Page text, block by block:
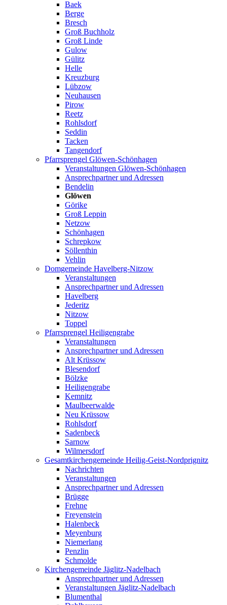
Baek
Berge
Bresch
Groß Buchholz
Groß Linde
Gulow
Gülitz
Helle
Kreuzburg
Lübzow
Neuhausen
Pirow
Reetz
Rohlsdorf
Seddin
Tacken
Tangendorf
Pfarrsprengel Glöwen-Schönhagen
Veranstaltungen Glöwen-Schönhagen
Ansprechpartner und Adressen
Bendelin
Glöwen
Görike
Groß Leppin
Netzow
Schönhagen
Schrepkow
Söllenthin
Vehlin
Domgemeinde Havelberg-Nitzow
Veranstaltungen
Ansprechpartner und Adressen
Havelberg
Jederitz
Nitzow
Toppel
Pfarrsprengel Heiligengrabe
Veranstaltungen
Ansprechpartner und Adressen
Alt Krüssow
Blesendorf
Bölzke
Heiligengrabe
Kemnitz
Maulbeerwalde
Neu Krüssow
Rohlsdorf
Sadenbeck
Sarnow
Wilmersdorf
Gesamtkirchengemeinde Heilig-Geist-Nordprignitz
Nachrichten
Veranstaltungen
Ansprechpartner und Adressen
Brügge
Frehne
Freyenstein
Halenbeck
Meyenburg
Niemerlang
Penzlin
Schmolde
Kirchengemeinde Jäglitz-Nadelbach
Ansprechpartner und Adressen
Veranstaltungen Jäglitz-Nadelbach
Blumenthal